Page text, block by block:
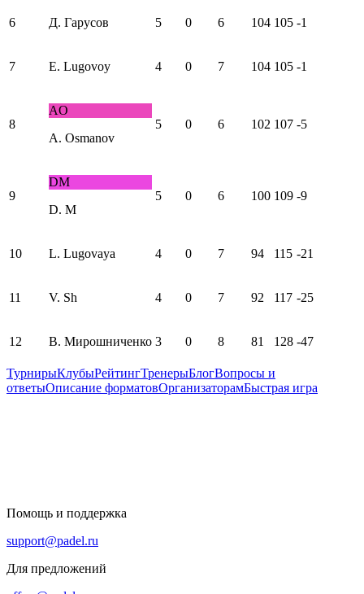
6 Д. Гарусов 5 0 6 104 105 -1
7 E. Lugovoy 4 0 7 104 105 -1
8
AO
A. Osmanov
5 0 6 102 107 -5
9
DM
D. M
5 0 6 100 109 -9
10 L. Lugovaya 4 0 7 94 115 -21
11 V. Sh 4 0 7 92 117 -25
12 В. Мирошниченко 3 0 8 81 128 -47
ТурнирыКлубыРейтингТренерыБлогВопросы и
ответыОписание форматовОрганизаторамБыстрая игра
Помощь и поддержка
support@padel.ru
Для предложений